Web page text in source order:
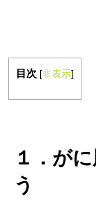
目次 [非表示]
１．が
う